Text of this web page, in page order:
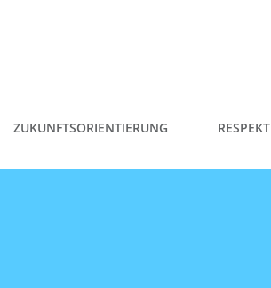
ZUKUNFTSORIENTIERUNG RESPEKT